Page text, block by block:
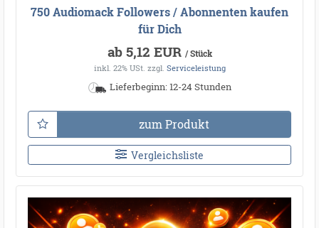
750 Audiomack Followers / Abonnenten kaufen
für Dich
ab 5,12 EUR / Stück
inkl. 22% USt. zzgl. Serviceleistung
Lieferbeginn: 12-24 Stunden
zum Produkt
Vergleichsliste